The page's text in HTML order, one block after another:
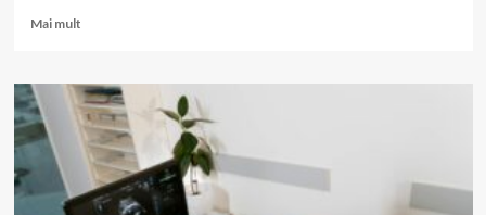
Mai multRead
Liceul
Conil
–
Educație
pentru
toți,
fără